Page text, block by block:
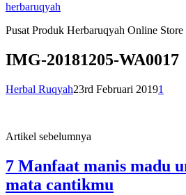
herbaruqyah
Pusat Produk Herbaruqyah Online Store
IMG-20181205-WA0017
Herbal Ruqyah23rd Februari 20191
Artikel sebelumnya
7 Manfaat manis madu
mata cantikmu